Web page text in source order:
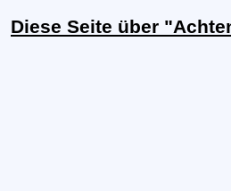
Diese Seite über